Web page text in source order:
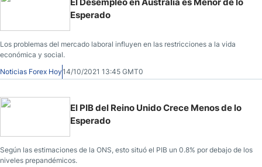
Esperado
Los problemas del mercado laboral influyen en las restricciones a la vida
económica y social.
Noticias Forex Hoy14/10/2021 13:45 GMT0
El PIB del Reino Unido Crece Menos de lo
Esperado
Según las estimaciones de la ONS, esto situó el PIB un 0.8% por debajo de los
niveles prepandémicos.